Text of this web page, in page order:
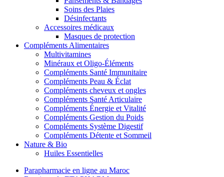
Soins des Plaies
Désinfectants
Accessoires médicaux
Masques de protection
Compléments Alimentaires
Multivitamines
Minéraux et Oligo-Éléments
Compléments Santé Immunitaire
Compléments Peau & Éclat
Compléments cheveux et ongles
Compléments Santé Articulaire
Compléments Énergie et Vitalité
Compléments Gestion du Poids
Compléments Système Digestif
Compléments Détente et Sommeil
Nature & Bio
Huiles Essentielles
Parapharmacie en ligne au Maroc